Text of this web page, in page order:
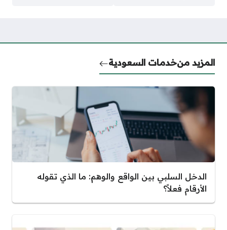
المزيد منخدمات السعودية
الدخل السلبي بين الواقع والوهم: ما الذي تقوله
الأرقام فعلاً؟